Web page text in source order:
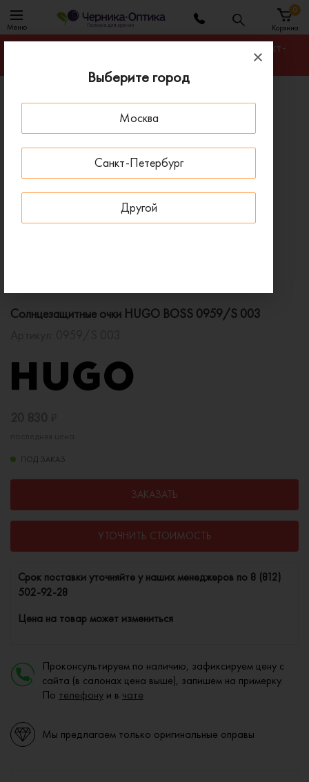
Выберите город
Москва
Санкт-Петербург
Другой
Меню Корзина
0
Гарантируем лучшую цену на любую оправу в Санкт-
Главная
Солнцезащитные очки
Солнцезащитные очки HUGO BOSS 0959/S 003
Солнцезащитные очки HUGO BOSS 0959/S 003
ПОД ЗАКАЗ
ЗАКАЗАТЬ
УТОЧНИТЬ СТОИМОСТЬ
Cрок поставки уточняйте у наших менеджеров по 8 (812)
502-92-28
Цена на товар может измениться
Проконсультируем по наличию, зафиксируем цену с
сайта (в салонах цена выше), запишем на примерку.
По телефону и в чате
Мы предлагаем только оригинальные оправы
ПОД ЗАКАЗ